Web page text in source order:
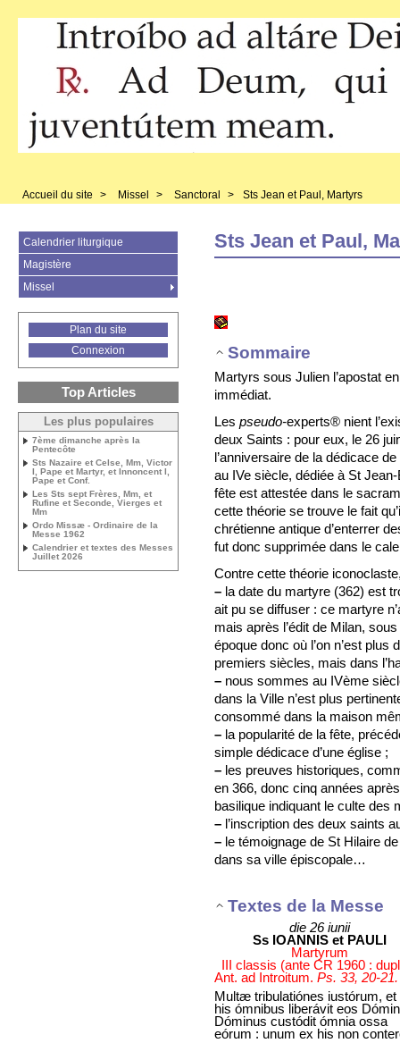
Accueil du site > Missel > Sanctoral > Sts Jean et Paul, Martyrs
Sts Jean et Paul,
Sommaire
Martyrs sous Julien l’apostat
immédiat.
Les pseudo-experts® nient
deux Saints : pour eux, le 26
l’anniversaire de la dédicace
au IVe siècle, dédiée à St
fête est attestée dans le
cette théorie se trouve le fait
chrétienne antique d’enterrer
fut donc supprimée dans le
Contre cette théorie
– la date du martyre (362) est
ait pu se diffuser : ce martyre
mais après l’édit de Milan,
époque donc où l’on n’est plus
premiers siècles, mais dans
– nous sommes au IVème
dans la Ville n’est plus
consommé dans la maison
– la popularité de la fête,
simple dédicace d’une église ;
– les preuves historiques,
en 366, donc cinq années
basilique indiquant le culte des
– l’inscription des deux saints
– le témoignage de St Hilaire
dans sa ville épiscopale…
Textes de la Messe
die 26 iunii
Ss IOANNIS et PAULI
Martyrum
III classis (ante CR 1960 :
Ant. ad Introitum. Ps. 33, 20-21.
Multæ tribulatiónes iustórum, et
his ómnibus liberávit eos
Dóminus custódit ómnia ossa
eórum : unum ex his non
Calendrier liturgique
Magistère
Missel
Plan du site
Connexion
Top Articles
Les plus populaires
7ème dimanche après la
Pentecôte
Sts Nazaire et Celse, Mm, Victor
I, Pape et Martyr, et Innoncent I,
Pape et Conf.
Les Sts sept Frères, Mm, et
Rufine et Seconde, Vierges et
Mm
Ordo Missæ - Ordinaire de la
Messe 1962
Calendrier et textes des Messes
Juillet 2026